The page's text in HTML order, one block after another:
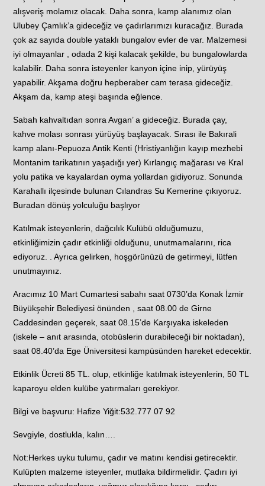
alışveriş molamız olacak. Daha sonra, kamp alanımız olan
Ulubey Çamlık’a gideceğiz ve çadırlarımızı kuracağız. Burada
çok az sayıda double yataklı bungalov evler de var. Malzemesi
iyi olmayanlar , odada 2 kişi kalacak şekilde, bu bungalowlarda
kalabilir. Daha sonra isteyenler kanyon içine inip, yürüyüş
yapabilir. Akşama doğru hepberaber cam terasa gideceğiz.
Akşam da, kamp ateşi başında eğlence.
Sabah kahvaltıdan sonra Avgan’ a gideceğiz. Burada çay,
kahve molası sonrası yürüyüş başlayacak. Sırası ile Bakırali
kamp alanı-Pepuoza Antik Kenti (Hristiyanlığın kayıp mezhebi
Montanim tarikatının yaşadığı yer) Kırlangıç mağarası ve Kral
yolu patika ve kayalardan oyma yollardan gidiyoruz. Sonunda
Karahallı ilçesinde bulunan Cılandras Su Kemerine çıkıyoruz.
Buradan dönüş yolculuğu başlıyor
Katılmak isteyenlerin, dağcılık Kulübü olduğumuzu,
etkinliğimizin çadır etkinliği olduğunu, unutmamalarını, rica
ediyoruz. . Ayrıca gelirken, hoşgörünüzü de getirmeyi, lütfen
unutmayınız.
Aracımız 10 Mart Cumartesi sabahı saat 0730’da Konak İzmir
Büyükşehir Belediyesi önünden , saat 08.00 de Girne
Caddesinden geçerek, saat 08.15’de Karşıyaka iskeleden
(iskele – anıt arasında, otobüslerin durabileceği bir noktadan),
saat 08.40’da Ege Üniversitesi kampüsünden hareket edecektir.
Etkinlik Ücreti 85 TL. olup, etkinliğe katılmak isteyenlerin, 50 TL
kaparoyu elden kulübe yatırmaları gerekiyor.
Bilgi ve başvuru: Hafize Yiğit:532.777 07 92
Sevgiyle, dostlukla, kalın….
Not:Herkes uyku tulumu, çadır ve matını kendisi getirecektir.
Kulüpten malzeme isteyenler, mutlaka bildirmelidir. Çadırı iyi